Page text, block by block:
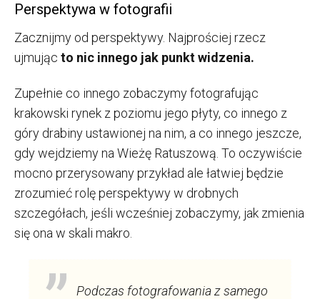
Perspektywa w fotografii
Zacznijmy od perspektywy. Najprościej rzecz
ujmując to nic innego jak punkt widzenia.
Zupełnie co innego zobaczymy fotografując
krakowski rynek z poziomu jego płyty, co innego z
góry drabiny ustawionej na nim, a co innego jeszcze,
gdy wejdziemy na Wieżę Ratuszową. To oczywiście
mocno przerysowany przykład ale łatwiej będzie
zrozumieć rolę perspektywy w drobnych
szczegółach, jeśli wcześniej zobaczymy, jak zmienia
się ona w skali makro.
Podczas fotografowania z samego